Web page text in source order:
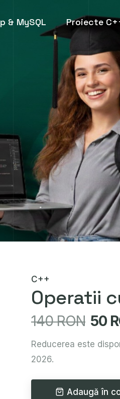
& MySQL Proiecte
C++
Operatii
140 RON 50
Reducerea este
2026.
Adaugă în